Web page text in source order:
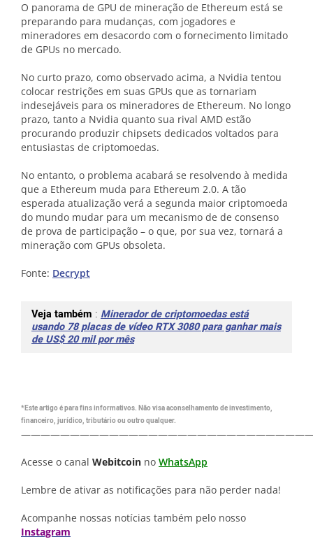
O panorama de GPU de mineração de Ethereum está se
preparando para mudanças, com jogadores e
mineradores em desacordo com o fornecimento limitado
de GPUs no mercado.
No curto prazo, como observado acima, a Nvidia tentou
colocar restrições em suas GPUs que as tornariam
indesejáveis ​​para os mineradores de Ethereum. No longo
prazo, tanto a Nvidia quanto sua rival AMD estão
procurando produzir chipsets dedicados voltados para
entusiastas de criptomoedas.
No entanto, o problema acabará se resolvendo à medida
que a Ethereum muda para Ethereum 2.0. A tão
esperada atualização verá a segunda maior criptomoeda
do mundo mudar para um mecanismo de de consenso
de prova de participação – o que, por sua vez, tornará a
mineração com GPUs obsoleta.
Fonte: Decrypt
Veja também : Minerador de criptomoedas está
usando 78 placas de vídeo RTX 3080 para ganhar mais
de US$ 20 mil por mês
*Este artigo é para fins informativos. Não visa aconselhamento de investimento,
financeiro, jurídico, tributário ou outro qualquer.
Acesse o canal Webitcoin no WhatsApp
Lembre de ativar as notificações para não perder nada!
Acompanhe nossas notícias também pelo nosso
Instagram